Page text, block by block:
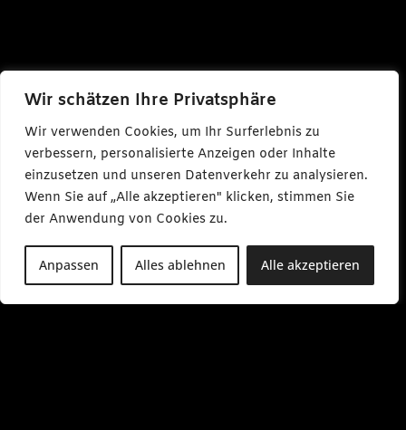
Wir schätzen Ihre Privatsphäre
Wir verwenden Cookies, um Ihr Surferlebnis zu
verbessern, personalisierte Anzeigen oder Inhalte
einzusetzen und unseren Datenverkehr zu analysieren.
Wenn Sie auf „Alle akzeptieren" klicken, stimmen Sie
der Anwendung von Cookies zu.
Anpassen Alles ablehnen Alle akzeptieren